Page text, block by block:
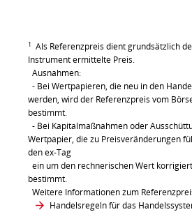
1 Als Referenzpreis dient grundsätzlich
Instrument ermittelte Preis.
Ausnahmen:
- Bei Wertpapieren, die neu in den
werden, wird der Referenzpreis vom
bestimmt.
- Bei Kapitalmaßnahmen oder
Wertpapier, die zu Preisveränderungen
den ex-Tag
ein um den rechnerischen Wert
bestimmt.
Weitere Informationen zum
Handelsregeln für das